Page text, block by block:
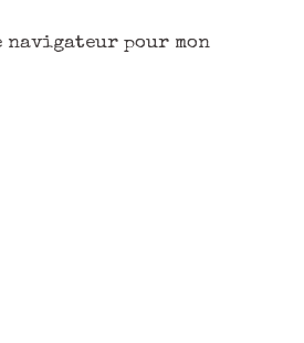
navigateur pour mon